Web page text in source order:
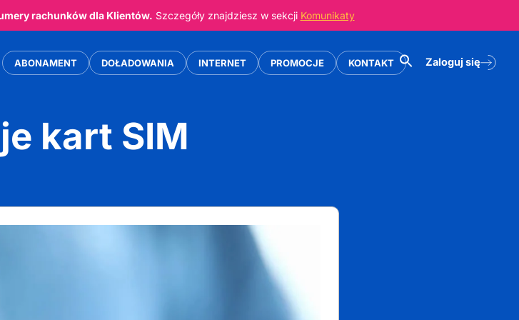
rachunków dla Klientów. Szczegóły znajdziesz w sekcji Komunikaty
ABONAMENT DOŁADOWANIA INTERNET PROMOCJE KONTAKT Zaloguj się
kart SIM